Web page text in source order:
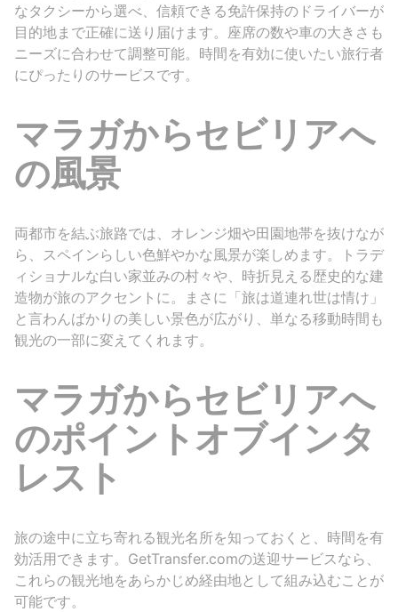
なタクシーから選べ、信頼できる免許保持のドライバーが
目的地まで正確に送り届けます。座席の数や車の大きさも
ニーズに合わせて調整可能。時間を有効に使いたい旅行者
にぴったりのサービスです。
マラガからセビリアへ
の風景
両都市を結ぶ旅路では、オレンジ畑や田園地帯を抜けなが
ら、スペインらしい色鮮やかな風景が楽しめます。トラデ
ィショナルな白い家並みの村々や、時折見える歴史的な建
造物が旅のアクセントに。まさに「旅は道連れ世は情け」
と言わんばかりの美しい景色が広がり、単なる移動時間も
観光の一部に変えてくれます。
マラガからセビリアへ
のポイントオブインタ
レスト
旅の途中に立ち寄れる観光名所を知っておくと、時間を有
効活用できます。GetTransfer.comの送迎サービスなら、
これらの観光地をあらかじめ経由地として組み込むことが
可能です。